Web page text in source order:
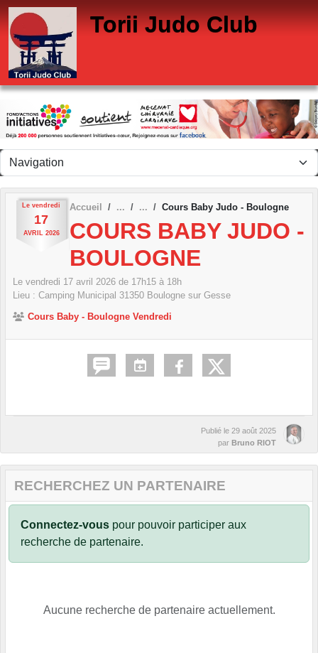
Torii Judo Club
Le vendredi
17
AVRIL 2026
Accueil Cours Baby Judo - Boulogne
COURS BABY JUDO -
BOULOGNE
Le vendredi 17 avril 2026 de 17h15 à 18h
Lieu : Camping Municipal 31350 Boulogne sur Gesse
Cours Baby - Boulogne Vendredi
Publié le 29 août 2025
par Bruno RIOT
RECHERCHEZ UN PARTENAIRE
Connectez-vous pour pouvoir participer aux
recherche de partenaire.
Aucune recherche de partenaire actuellement.
Panneau de gestion des cookies